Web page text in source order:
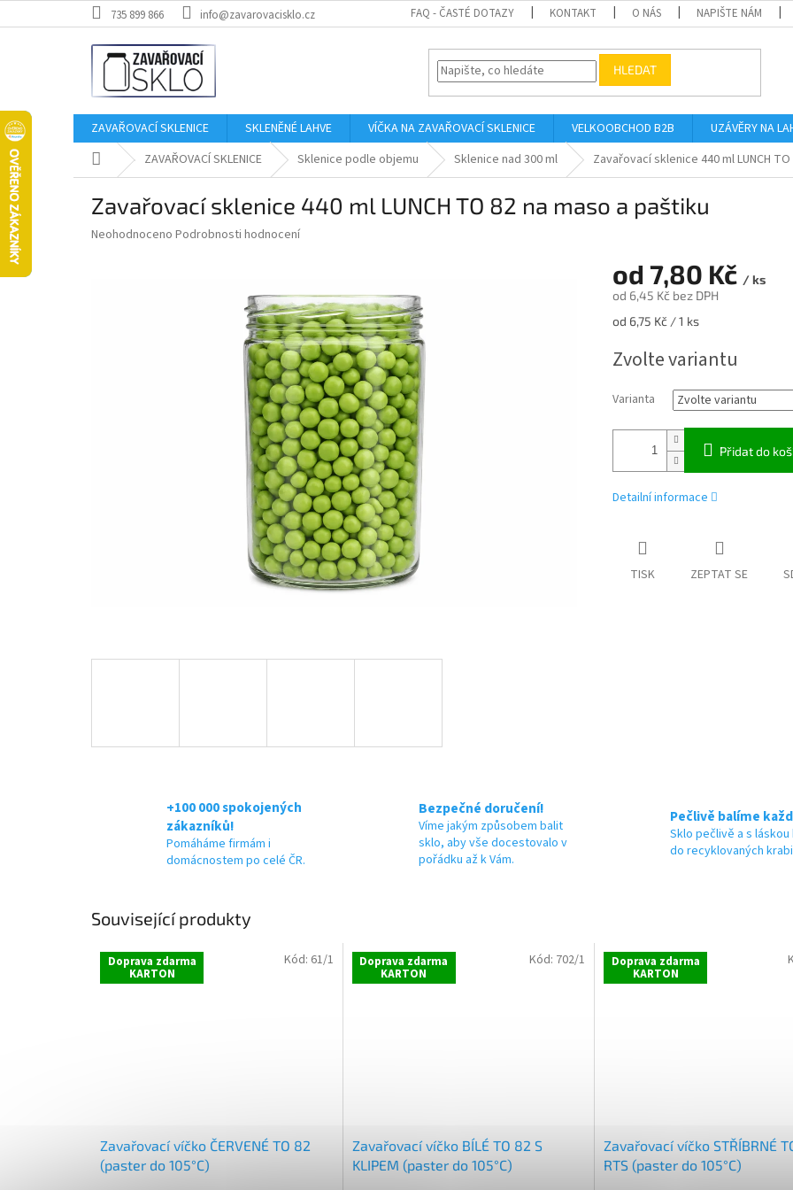
na
735 899 866 info@zavarovacisklo.cz FAQ - ČASTÉ DOTAZY KONTAKT O NÁS NAPIŠTE NÁM
HLEDAT
ZAVAŘOVACÍ SKLENICE SKLENĚNÉ LAHVE VÍČKA NA ZAVAŘOVACÍ SKLENICE VELKOOBCHOD B2B UZÁVĚRY NA
Domů ZAVAŘOVACÍ SKLENICE Sklenice podle objemu Sklenice nad 300 ml Zavařovací sklenice 440 ml LUNCH
Zavařovací sklenice 440 ml LUNCH TO 82 na maso a paštiku
Průměrné
Neohodnoceno Podrobnosti hodnocení
od 7,80 Kč / ks
od 6,45 Kč bez DPH
Měrná
od 6,75 Kč / 1 ks
Zvolte variantu
Varianta
Přidat do
Detailní informace
TISK ZEPTAT SE
+100 000 spokojených
zákazníků!
Pomáháme firmám i
domácnostem po celé ČR.
Bezpečné doručení!
Víme jakým způsobem balit
sklo, aby vše docestovalo v
pořádku až k Vám.
Pečlivě balíme
Sklo pečlivě a s láskou
do recyklovaných
Související produkty
Doprava zdarma
KARTON
Zavařovací víčko ČERVENÉ TO 82
(paster do 105°C)
Kód: 61/1 Doprava zdarma
KARTON
Zavařovací víčko BÍLÉ TO 82 S
KLIPEM (paster do 105°C)
Kód: 702/1 Doprava zdarma
KARTON
Zavařovací víčko STŘÍBRNÉ
RTS (paster do 105°C)